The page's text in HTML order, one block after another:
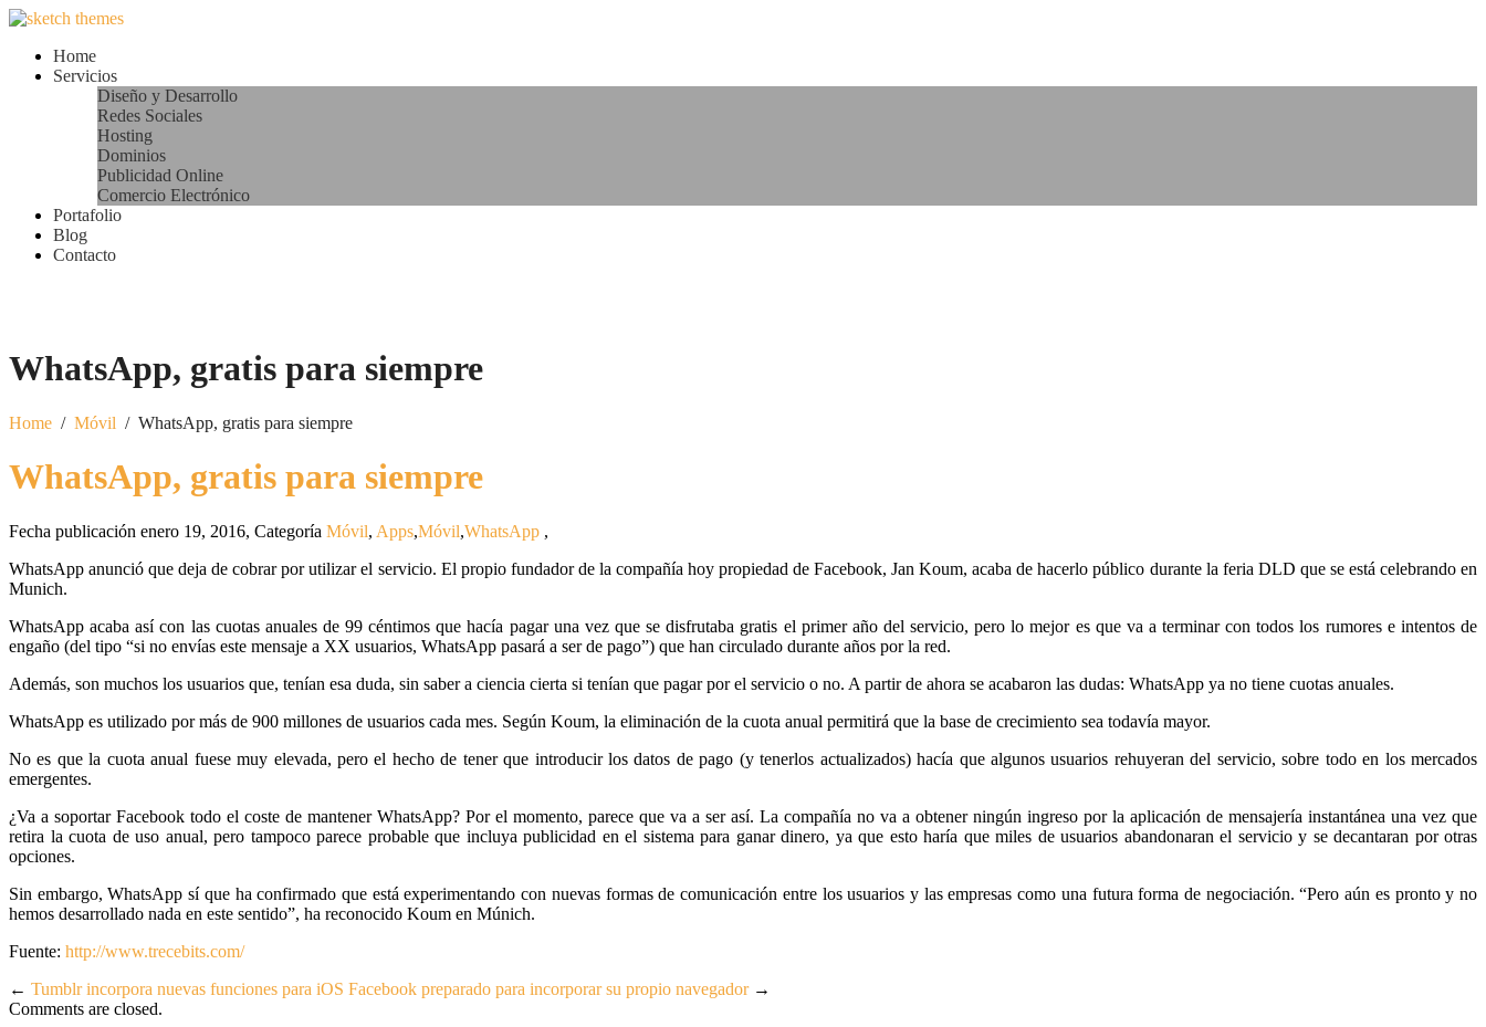
Home
Servicios
Diseño y Desarrollo
Redes Sociales
Hosting
Dominios
Publicidad Online
Comercio Electrónico
Portafolio
Blog
Contacto
WhatsApp, gratis para siempre
Home / Móvil / WhatsApp, gratis para siempre
WhatsApp, gratis para siempre
Fecha publicación enero 19, 2016, Categoría Móvil, Apps,Móvil,WhatsApp ,
WhatsApp anunció que deja de cobrar por utilizar el servicio. El propio fundador de la compañía hoy propiedad de Facebook, Jan Koum, acaba de hacerlo público durante la feria DLD que se está celebrando en
Munich.
WhatsApp acaba así con las cuotas anuales de 99 céntimos que hacía pagar una vez que se disfrutaba gratis el primer año del servicio, pero lo mejor es que va a terminar con todos los rumores e intentos de
engaño (del tipo “si no envías este mensaje a XX usuarios, WhatsApp pasará a ser de pago”) que han circulado durante años por la red.
Además, son muchos los usuarios que, tenían esa duda, sin saber a ciencia cierta si tenían que pagar por el servicio o no. A partir de ahora se acabaron las dudas: WhatsApp ya no tiene cuotas anuales.
WhatsApp es utilizado por más de 900 millones de usuarios cada mes. Según Koum, la eliminación de la cuota anual permitirá que la base de crecimiento sea todavía mayor.
No es que la cuota anual fuese muy elevada, pero el hecho de tener que introducir los datos de pago (y tenerlos actualizados) hacía que algunos usuarios rehuyeran del servicio, sobre todo en los mercados
emergentes.
¿Va a soportar Facebook todo el coste de mantener WhatsApp? Por el momento, parece que va a ser así. La compañía no va a obtener ningún ingreso por la aplicación de mensajería instantánea una vez que
retira la cuota de uso anual, pero tampoco parece probable que incluya publicidad en el sistema para ganar dinero, ya que esto haría que miles de usuarios abandonaran el servicio y se decantaran por otras
opciones.
Sin embargo, WhatsApp sí que ha confirmado que está experimentando con nuevas formas de comunicación entre los usuarios y las empresas como una futura forma de negociación. “Pero aún es pronto y no
hemos desarrollado nada en este sentido”, ha reconocido Koum en Múnich.
Fuente: http://www.trecebits.com/
← Tumblr incorpora nuevas funciones para iOS Facebook preparado para incorporar su propio navegador→
Comments are closed.